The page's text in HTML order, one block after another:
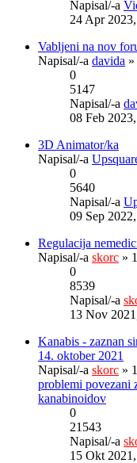
Napisal/-a
24 Apr
Vabljeni na nov
Napisal/-a davida
0
5147
Napisal/-a
08 Feb
3D Animator/ka
Napisal/-a
0
5640
Napisal/-a
09 Sep
Regulacija
Napisal/-a skorc »
0
8539
Napisal/-a
13 Nov
Kanabis - zaznan
14. oktober 2021
Napisal/-a skorc »
problemi povezani
kanabinoidov
0
21543
Napisal/-a
15 Okt